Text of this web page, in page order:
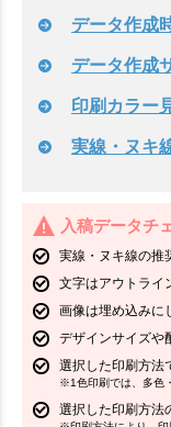
データ作成
データ作成
印刷カラー
実線・ヌキ
入稿データチ
実線・ヌキ線の推
文字はアウトライ
画像は埋め込みに
デザインサイズや
選択した印刷方法
※1色印刷では、多色
選択した印刷方法